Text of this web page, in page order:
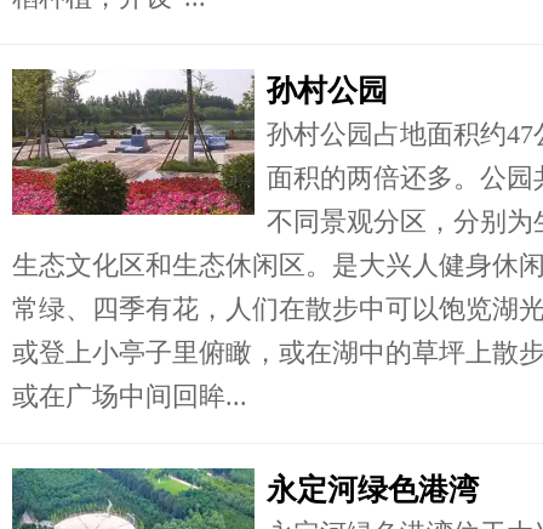
孙村公园
孙村公园占地面积约
面积的两倍还多。公
不同景观分区，分别
生态文化区和生态休闲区。是大兴人健身休
常绿、四季有花，人们在散步中可以饱览湖
或登上小亭子里俯瞰，或在湖中的草坪上散
或在广场中间回眸...
永定河绿色港湾